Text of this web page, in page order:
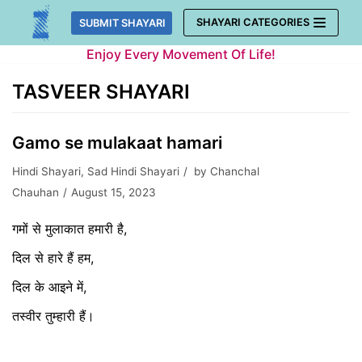
Skip
SUBMIT SHAYARI SHAYARI CATEGORIES
Enjoy Every Movement Of Life!
TASVEER SHAYARI
Gamo se mulakaat hamari
Hindi Shayari, Sad Hindi Shayari by Chanchal
Chauhan
August 15, 2023
गमों से मुलाकात हमारी है,
दिल से हारे हैं हम,
दिल के आइने में,
तस्वीर तुम्हारी हैं।